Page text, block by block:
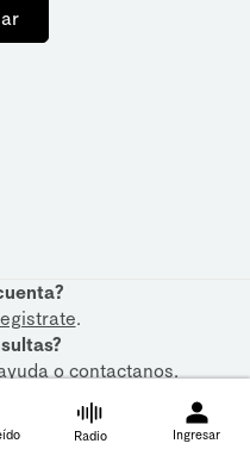
.
ocontactanos.
Radio Ingresar